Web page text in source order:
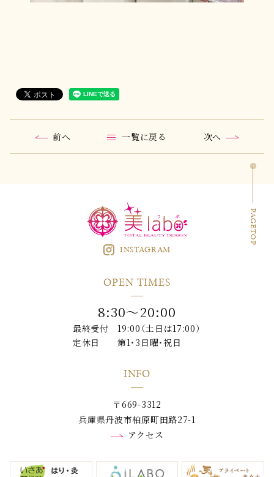
前へ 一覧に戻る 次へ
PAGETOP
INSTAGRAM
OPEN TIMES
8:30〜20:00
最終受付
19:00（土日は17:00）
定休日
第1・3日曜・祝日
INFO
〒669-3312
兵庫県丹波市柏原町田路27-1
アクセス